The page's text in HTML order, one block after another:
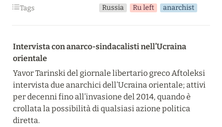
Tags Russia Ru left anarchist
Intervista con anarco-sindacalisti nell’Ucraina
orientale
Yavor Tarinski del giornale libertario greco Aftoleksi
intervista due anarchici dell’Ucraina orientale; attivi
per decenni fino all’invasione del 2014, quando è
crollata la possibilità di qualsiasi azione politica
diretta.